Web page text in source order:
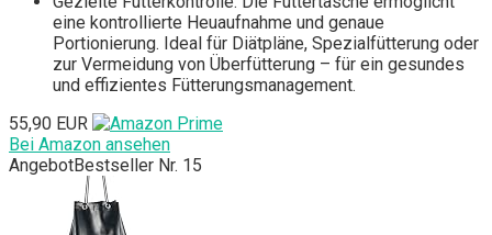
eine kontrollierte Heuaufnahme und genaue
Portionierung. Ideal für Diätpläne, Spezialfütterung oder
zur Vermeidung von Überfütterung – für ein gesundes
und effizientes Fütterungsmanagement.
55,90 EUR
Bei Amazon ansehen
AngebotBestseller Nr. 15